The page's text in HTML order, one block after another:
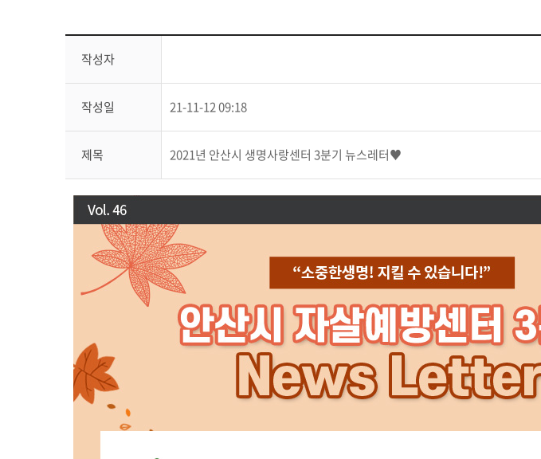
작성자
작성일 21-11-12 09:18
제목 2021년 안산시 생명사랑센터 3분기 뉴스레터♥